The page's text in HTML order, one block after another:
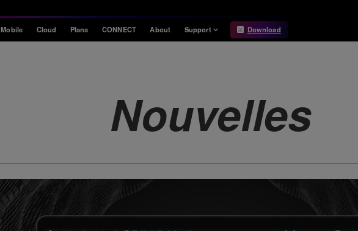
Mobile Cloud Plans CONNECT About Support
Hardware Diagrams
Requirements
Download
Nouvelles